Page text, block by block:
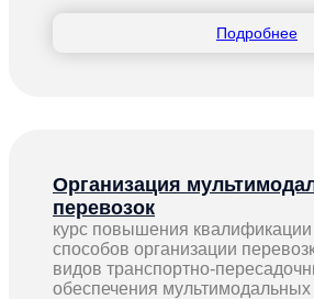
Подробнее
Организация
перевозок
курс повышения квалификации
способов организации
видов транспортно-
обеспечения мультимодальных